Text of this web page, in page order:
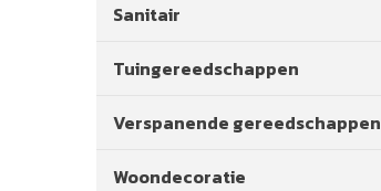
Sanitair
Tuingereedschappen
Verspanende gereedschappen
Woondecoratie